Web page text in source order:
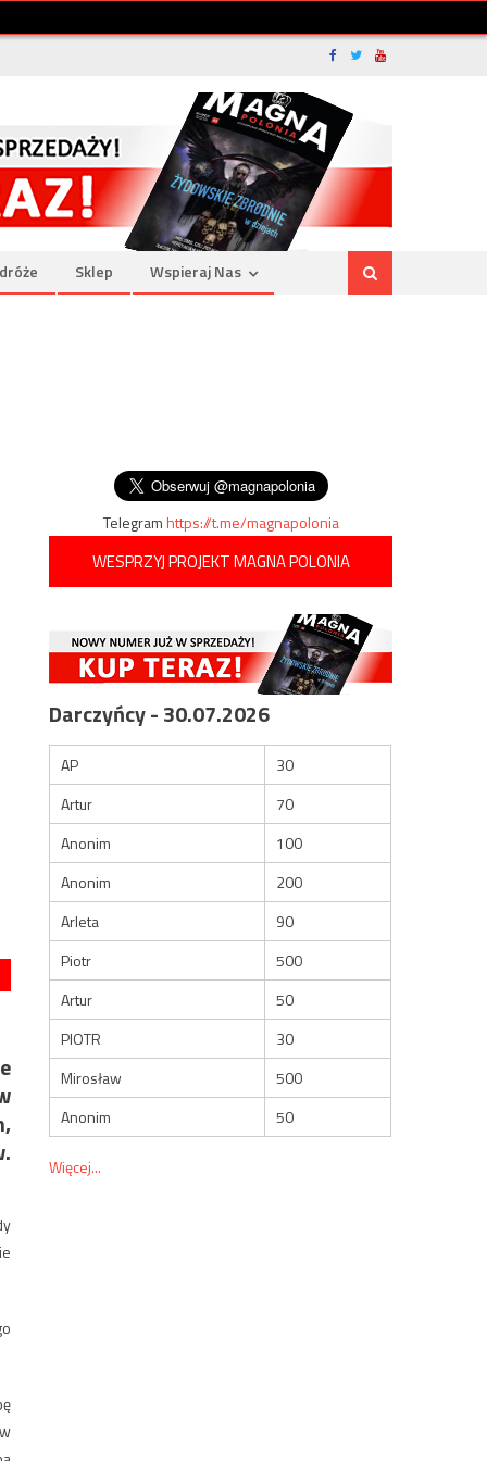
Sklep Wspieraj Nas
Telegramhttps://t.me/magnapolonia
WESPRZYJ PROJEKT MAGNA POLONIA
Darczyńcy - 30.07.2026
AP
30
Artur
70
Anonim
100
Anonim
200
Arleta
90
Piotr
500
Artur
50
PIOTR
30
Mirosław
500
Anonim
50
Więcej...